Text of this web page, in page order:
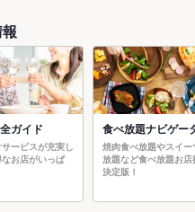
ガイド
ービスが充実し
お店がいっぱ
食べ放題ナビゲー
焼肉食べ放題やスイー
放題など食べ放題お店
決定版！